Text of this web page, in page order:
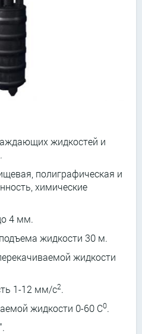
жидкостей и
полиграфическая и
химические
4 мм.
жидкости 30 м.
жидкости
1-12 мм/с2.
жидкости 0-60 С0.